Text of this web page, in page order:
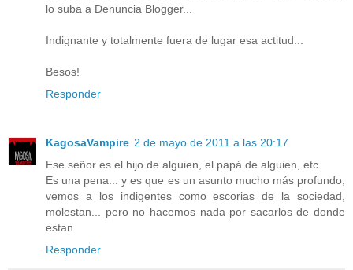
lo suba a Denuncia Blogger...
Indignante y totalmente fuera de lugar esa actitud...
Besos!
Responder
KagosaVampire 2 de mayo de 2011 a las 20:17
Ese señor es el hijo de alguien, el papá de alguien, etc.
Es una pena... y es que es un asunto mucho más profundo,
vemos a los indigentes como escorias de la sociedad,
molestan... pero no hacemos nada por sacarlos de donde
estan
Responder